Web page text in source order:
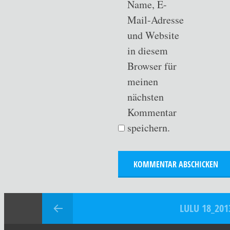
Name, E-
Mail-Adresse
und Website
in diesem
Browser für
meinen
nächsten
Kommentar
speichern.
LULU